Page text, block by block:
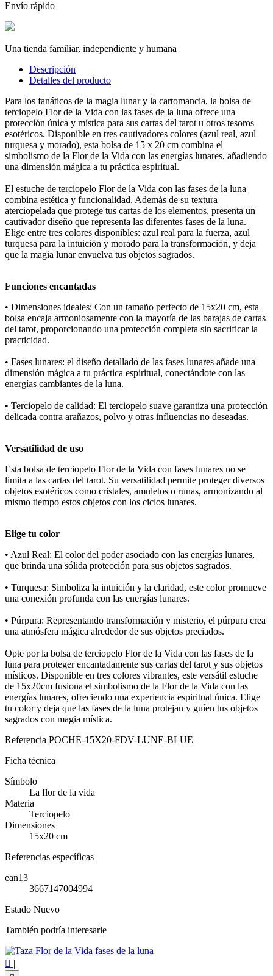
Envío rápido
Una tienda familiar, independiente y humana
Descripción
Detalles del producto
Para los fanáticos de la magia lunar y la cartomancia, la bolsa de
terciopelo Flor de la Vida con las fases de la luna ofrece una
protección única y mística para sus cartas del tarot u otros tesoros
esotéricos. Disponible en tres cautivadores colores (azul real, azul
turquesa y morado), esta bolsa de 15 x 20 cm combina el
simbolismo de la Flor de la Vida con las energías lunares, añadiendo
una dimensión mágica a tu práctica espiritual.
El estuche de terciopelo Flor de la Vida con las fases de la luna
combina estética y funcionalidad. Además de su textura
aterciopelada que protege tus cartas de los elementos, presenta un
cautivador diseño que representa las diferentes fases de la luna.
Elige entre tres colores disponibles: azul real para la fuerza, azul
turquesa para la intuición y morado para la transformación, y deja
que la magia lunar envuelva tus objetos sagrados.
Funciones encantadas
• Dimensiones ideales: Con un tamaño perfecto de 15x20 cm, esta
bolsa encaja armoniosamente con la mayoría de las barajas de cartas
del tarot, proporcionando una protección completa sin sacrificar la
practicidad.
• Fases lunares: el diseño detallado de las fases lunares añade una
dimensión mágica a tu práctica espiritual, conectándote con las
energías cambiantes de la luna.
• Terciopelo de calidad: El terciopelo suave garantiza una protección
delicada contra arañazos, polvo y otras influencias no deseadas.
Versatilidad de uso
Esta bolsa de terciopelo Flor de la Vida con fases lunares no se
limita a las cartas del tarot. Su versatilidad permite proteger diversos
objetos esotéricos como cristales, amuletos o runas, armonizando al
mismo tiempo estos objetos con los ciclos lunares.
Elige tu color
• Azul Real: El color del poder asociado con las energías lunares,
que brinda una sólida protección para sus objetos sagrados.
• Turquesa: Simboliza la intuición y la claridad, este color promueve
una conexión profunda con las energías lunares.
• Púrpura: Representando transformación y misterio, el púrpura crea
una atmósfera mágica alrededor de sus objetos preciados.
Opte por la bolsa de terciopelo Flor de la Vida con las fases de la
luna para proteger encantadamente sus cartas del tarot y sus objetos
místicos. Disponible en tres colores vibrantes, este versátil estuche
de 15x20cm fusiona el simbolismo de la Flor de la Vida con las
energías lunares, ofreciendo una experiencia espiritual única. Elige
tu color y deja que las fases de la luna protejan y guíen tus objetos
sagrados con magia mística.
Referencia POCHE-15X20-FDV-LUNE-BLUE
Ficha técnica
Símbolo
La flor de la vida
Materia
Terciopelo
Dimensiones
15x20 cm
Referencias específicas
ean13
3667147004994
Estado Nuevo
También podría interesarle
 |